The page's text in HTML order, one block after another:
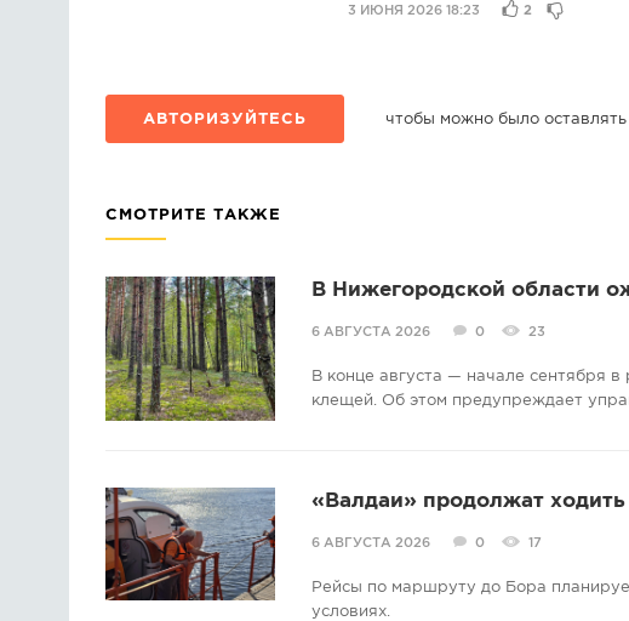
3 ИЮНЯ 2026 18:23 2
АВТОРИЗУЙТЕСЬ чтобы можно было
СМОТРИТЕ ТАКЖЕ
В Нижегородской области
6 АВГУСТА 2026 0 23
В конце августа — начале сентября в
клещей. Об этом предупреждает
«Валдаи» продолжат
6 АВГУСТА 2026 0 17
Рейсы по маршруту до Бора
условиях.